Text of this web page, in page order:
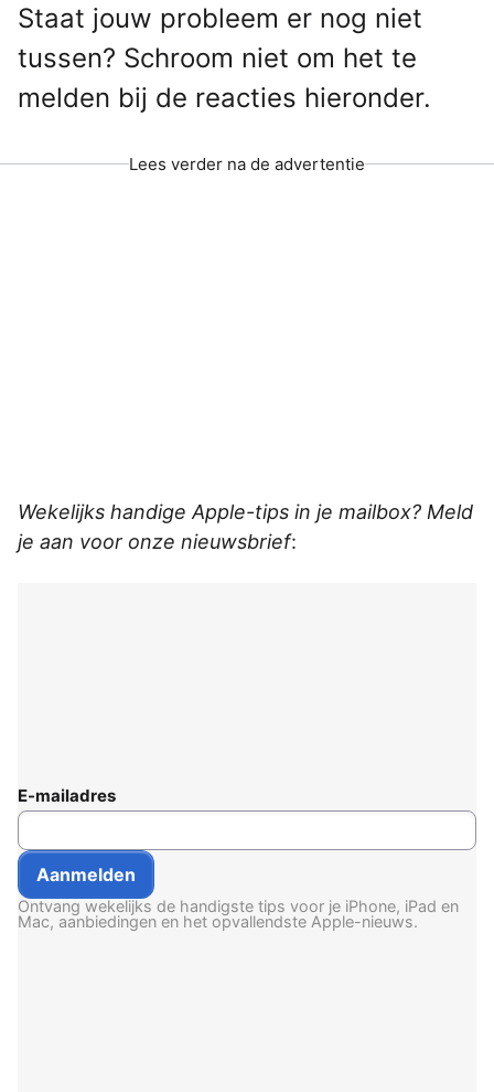
Staat jouw probleem er nog niet
tussen? Schroom niet om het te
melden bij de reacties hieronder.
Lees verder na de advertentie
Wekelijks handige Apple-tips in je mailbox? Meld
je aan voor onze nieuwsbrief:
E-mailadres
Ontvang wekelijks de handigste tips voor je iPhone, iPad en
Mac, aanbiedingen en het opvallendste Apple-nieuws.